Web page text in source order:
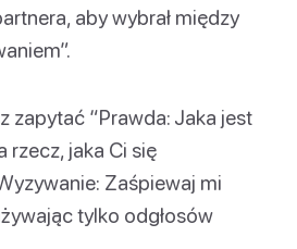
aby wybrał między
zapytać “Prawda: Jaka jest
rzecz, jaka Ci się
Zaśpiewaj mi
tylko odgłosów